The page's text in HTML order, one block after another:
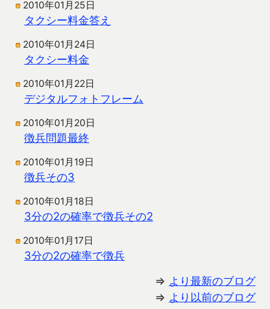
2010年01月25日
タクシー料金答え
2010年01月24日
タクシー料金
2010年01月22日
デジタルフォトフレーム
2010年01月20日
徴兵問題最終
2010年01月19日
徴兵その3
2010年01月18日
3分の2の確率で徴兵その2
2010年01月17日
3分の2の確率で徴兵
⇒ より最新のブログ
⇒ より以前のブログ